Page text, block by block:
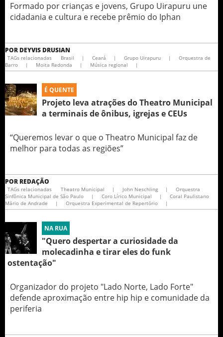
Formado por crianças e jovens, Grupo Uirapuru une
cidadania e cultura e recebe prêmio do Iphan
POR DEYVIS DRUSIAN
TAGs relacionadas Brasil | Ceará | Grupo Uirapuru |
Orquestra de
Barro
| Moita Redonda | Música regional |
É QUENTE
Projeto leva atrações do Theatro Municipal
a terminais de ônibus, igrejas e CEUs
“Queremos levar o que o Theatro Municipal faz de
melhor para todas as regiões”
POR REDAÇÃO
TAGs relacionadas Theatro Municipal | John Neschling |
Orquestra
Sinfônica Municipal de São Paulo
| Coro Lírico Municipal |
Coral Paulistano
Mário de Andrade
| Orquestra Experimental de Repertório |
NA RUA
"Quero despertar a curiosidade da
molecadinha e tirar eles do funk
ostentação"
Organizador do projeto "Lado Norte, Lado Forte"
defende aproximação entre hip hip e comunidade da
periferia